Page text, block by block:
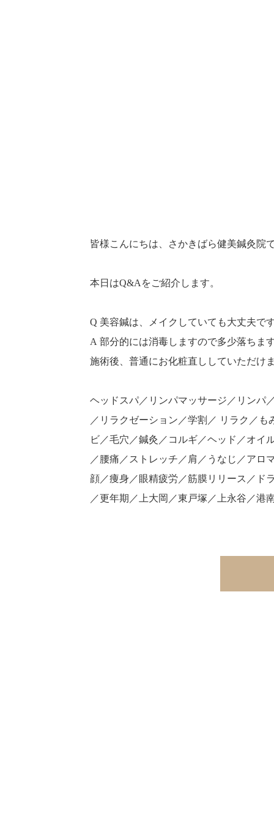
皆様こんにちは、さかきばら健美鍼灸院
本日はQ&Aをご紹介します。
Q 美容鍼は、メイクしていても大丈夫で
A 部分的には消毒しますので多少落ちま
施術後、普通にお化粧直ししていただけ
ヘッドスパ／リンパマッサージ／リンパ
／リラクゼーション／学割／ リラク／
ビ／毛穴／鍼灸／コルギ／ヘッド／オイ
／腰痛／ストレッチ／肩／うなじ／アロ
顔／痩身／眼精疲労／筋膜リリース／ド
／更年期／上大岡／東戸塚／上永谷／港